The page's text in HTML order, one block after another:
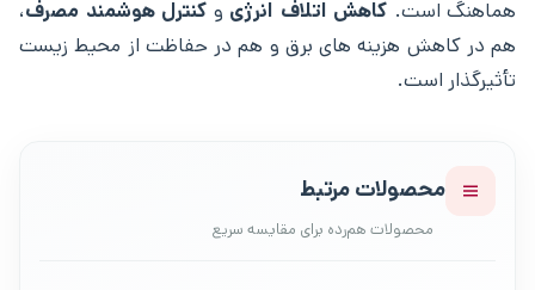
هماهنگ است. کاهش اتلاف انرژی و کنترل هوشمند مصرف،
هم در کاهش هزینه‌ های برق و هم در حفاظت از محیط زیست
تأثیرگذار است.
محصولات مرتبط